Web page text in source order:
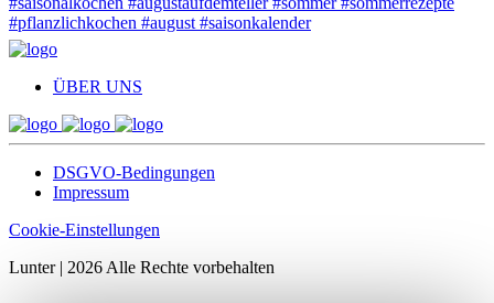
ÜBER UNS
DSGVO-Bedingungen
Impressum
Cookie-Einstellungen
Lunter | 2026 Alle Rechte vorbehalten